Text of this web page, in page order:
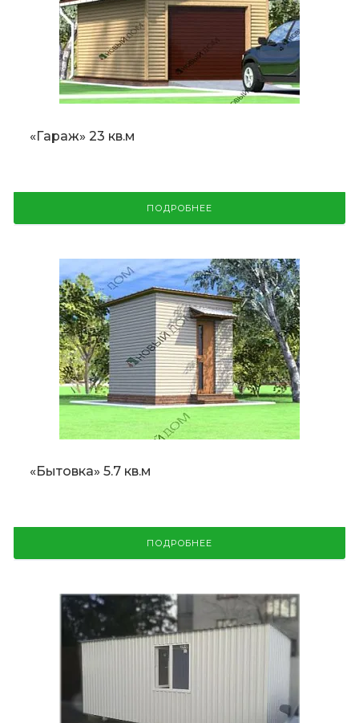
«Гараж» 23 кв.м
ПОДРОБНЕЕ
«Бытовка» 5.7 кв.м
ПОДРОБНЕЕ